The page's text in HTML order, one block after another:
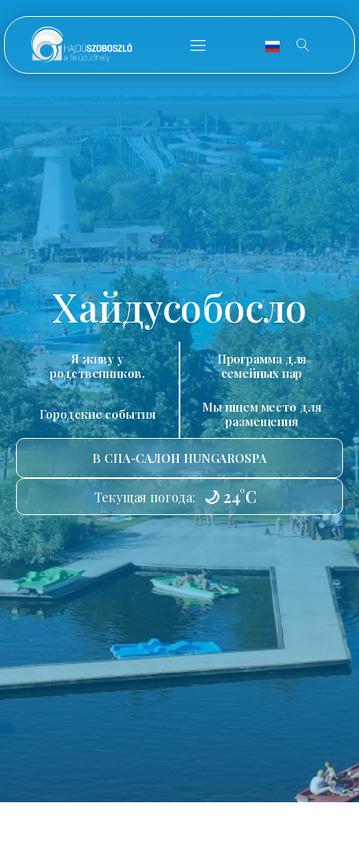
Хайдусобосло
Я живу у
родственников.
Программа для
семейных пар
Городские события
Мы ищем место для
размещения
В СПА-САЛОН HUNGAROSPA
Текущая погода: 🌙 24°C